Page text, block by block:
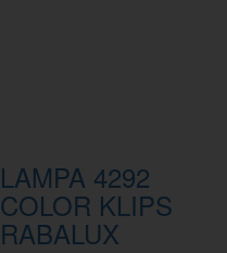
LAMPA 4292
COLOR KLIPS
RABALUX